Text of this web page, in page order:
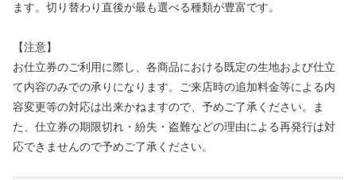
ます。切り替わり直後が最も選べる種類が豊富です。
【注意】
お仕立券のご利用に際し、各商品における既定の生地および仕立
て内容のみでの承りになります。ご来店時の追加料金等による内
容変更等の対応は出来かねますので、予めご了承ください。ま
た、仕立券の期限切れ・紛失・盗難などの理由による再発行は対
応できませんので予めご了承ください。